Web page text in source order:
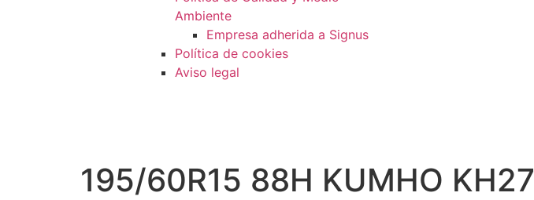
Ambiente
Empresa adherida a Signus
Política de cookies
Aviso legal
195/60R15 88H KUMHO KH27